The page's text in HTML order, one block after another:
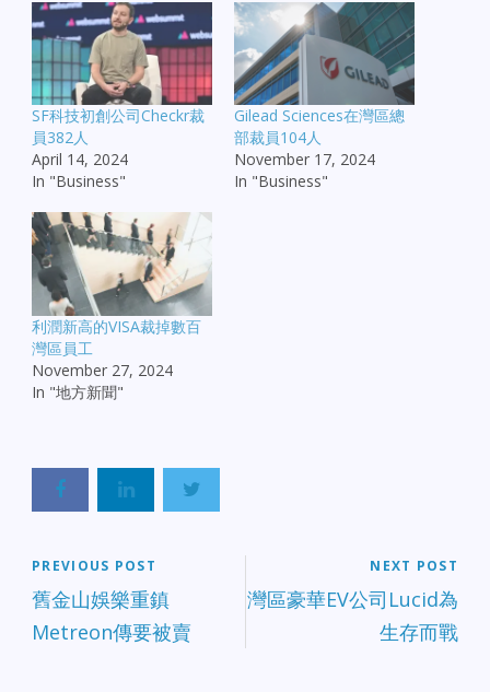
SF科技初創公司Checkr裁
員382人
April 14, 2024
In "Business"
Gilead Sciences在灣區總
部裁員104人
November 17, 2024
In "Business"
利潤新高的VISA裁掉數百
灣區員工
November 27, 2024
In "地方新聞"
PREVIOUS POST
舊金山娛樂重鎮
Metreon傳要被賣
NEXT POST
灣區豪華EV公司Lucid為
生存而戰